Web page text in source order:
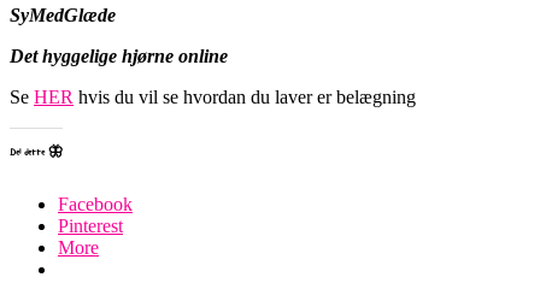
SyMedGlæde
Det hyggelige hjørne online
Se HER hvis du vil se hvordan du laver er belægning
Del dette 🦋
Facebook
Pinterest
More